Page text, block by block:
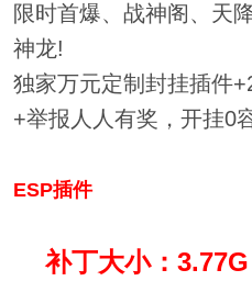
限时首爆、战神阁、天
神龙!
独家万元定制封挂插件
+举报人人有奖，开挂0
ESP插件
补丁大小：